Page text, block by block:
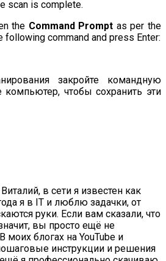
scan is complete.
the Command Prompt as per the
following command and press Enter:
закройте командную
компьютер, чтобы сохранить эти
в сети я известен как
я в IT и люблю задачки, от
руки. Если вам сказали, что
вы просто ещё не
моих блогах на YouTube и
инструкции и решения